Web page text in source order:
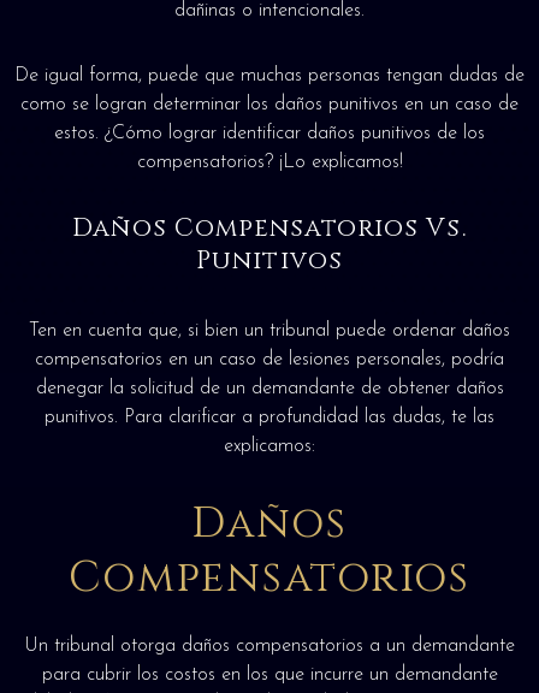
dañinas o intencionales.
De igual forma, puede que muchas personas tengan dudas de
como se logran determinar los daños punitivos en un caso de
estos. ¿Cómo lograr identificar daños punitivos de los
compensatorios? ¡Lo explicamos!
Daños Compensatorios Vs.
Punitivos
Ten en cuenta que, si bien un tribunal puede ordenar daños
compensatorios en un caso de lesiones personales, podría
denegar la solicitud de un demandante de obtener daños
punitivos. Para clarificar a profundidad las dudas, te las
explicamos:
Daños
Compensatorios
Un tribunal otorga daños compensatorios a un demandante
para cubrir los costos en los que incurre un demandante